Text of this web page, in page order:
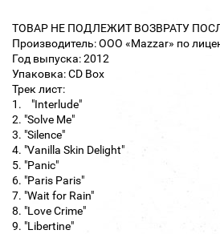
ТОВАР НЕ ПОДЛЕЖИТ ВОЗВРАТУ
Производитель: ООО «Mazzar» по
Год выпуска: 2012
Упаковка: CD Box
Трек лист:
1. "Interlude"
2. "Solve Me"
3. "Silence"
4. "Vanilla Skin Delight"
5. "Panic"
6. "Paris Paris"
7. "Wait for Rain"
8. "Love Crime"
9. "Libertine"